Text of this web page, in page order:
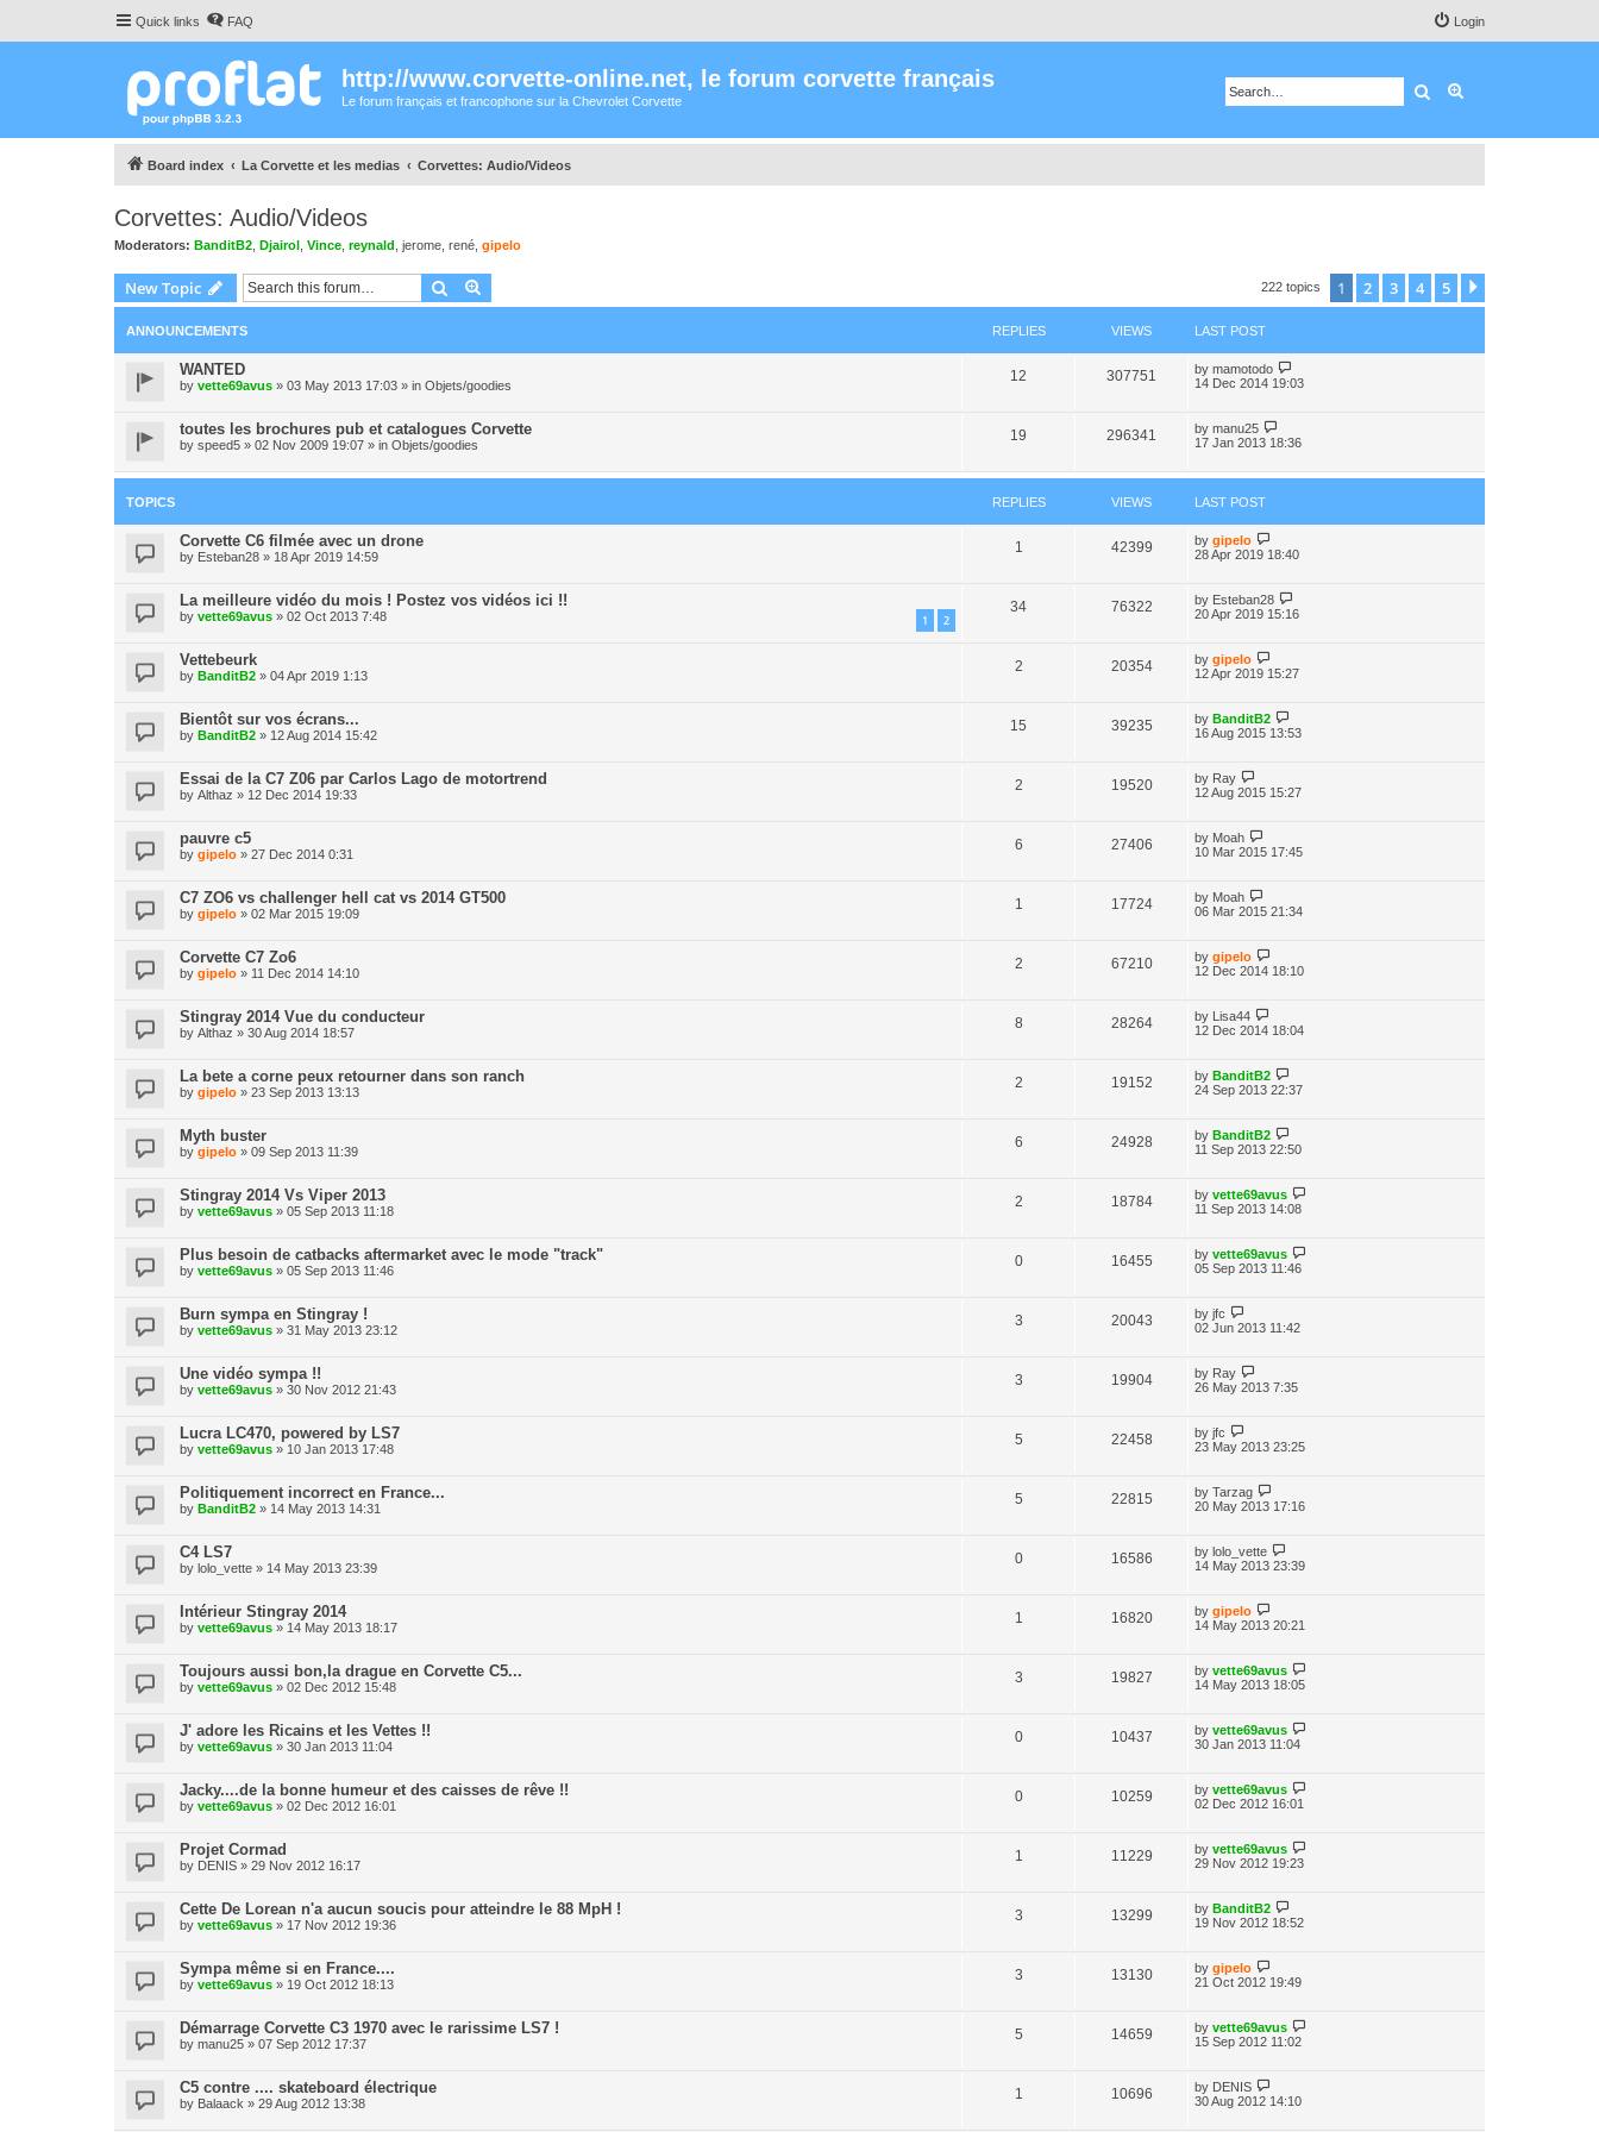
Quick links FAQ Login
http://www.corvette-online.net, le forum corvette français
Le forum français et francophone sur la Chevrolet Corvette Search
Board index La Corvette et les medias Corvettes: Audio/Videos
Corvettes: Audio/Videos
Moderators: BanditB2 Djairol Vince reynald jerome rené gipelo
New Topic Search 222 topics 1 2 3 4 5
ANNOUNCEMENTS REPLIES VIEWS LAST POST
WANTED
by vette69avus » 03 May 2013 17:03 » in Objets/goodies
12 307751 by mamotodo
14 Dec 2014 19:03
toutes les brochures pub et catalogues Corvette
by speed5 » 02 Nov 2009 19:07 » in Objets/goodies
19 296341 by manu25
17 Jan 2013 18:36
TOPICS REPLIES VIEWS LAST POST
Corvette C6 filmée avec un drone
by Esteban28 » 18 Apr 2019 14:59
1 42399 by gipelo
28 Apr 2019 18:40
La meilleure vidéo du mois ! Postez vos vidéos ici !!
by vette69avus » 02 Oct 2013 7:48 1 2
34 76322 by Esteban28
20 Apr 2019 15:16
Vettebeurk
by BanditB2 » 04 Apr 2019 1:13
2 20354 by gipelo
12 Apr 2019 15:27
Bientôt sur vos écrans...
by BanditB2 » 12 Aug 2014 15:42
15 39235 by BanditB2
16 Aug 2015 13:53
Essai de la C7 Z06 par Carlos Lago de motortrend
by Althaz » 12 Dec 2014 19:33
2 19520 by Ray
12 Aug 2015 15:27
pauvre c5
by gipelo » 27 Dec 2014 0:31
6 27406 by Moah
10 Mar 2015 17:45
C7 ZO6 vs challenger hell cat vs 2014 GT500
by gipelo » 02 Mar 2015 19:09
1 17724 by Moah
06 Mar 2015 21:34
Corvette C7 Zo6
by gipelo » 11 Dec 2014 14:10
2 67210 by gipelo
12 Dec 2014 18:10
Stingray 2014 Vue du conducteur
by Althaz » 30 Aug 2014 18:57
8 28264 by Lisa44
12 Dec 2014 18:04
La bete a corne peux retourner dans son ranch
by gipelo » 23 Sep 2013 13:13
2 19152 by BanditB2
24 Sep 2013 22:37
Myth buster
by gipelo » 09 Sep 2013 11:39
6 24928 by BanditB2
11 Sep 2013 22:50
Stingray 2014 Vs Viper 2013
by vette69avus » 05 Sep 2013 11:18
2 18784 by vette69avus
11 Sep 2013 14:08
Plus besoin de catbacks aftermarket avec le mode "track"
by vette69avus » 05 Sep 2013 11:46
0 16455 by vette69avus
05 Sep 2013 11:46
Burn sympa en Stingray !
by vette69avus » 31 May 2013 23:12
3 20043 by jfc
02 Jun 2013 11:42
Une vidéo sympa !!
by vette69avus » 30 Nov 2012 21:43
3 19904 by Ray
26 May 2013 7:35
Lucra LC470, powered by LS7
by vette69avus » 10 Jan 2013 17:48
5 22458 by jfc
23 May 2013 23:25
Politiquement incorrect en France...
by BanditB2 » 14 May 2013 14:31
5 22815 by Tarzag
20 May 2013 17:16
C4 LS7
by lolo_vette » 14 May 2013 23:39
0 16586 by lolo_vette
14 May 2013 23:39
Intérieur Stingray 2014
by vette69avus » 14 May 2013 18:17
1 16820 by gipelo
14 May 2013 20:21
Toujours aussi bon,la drague en Corvette C5...
by vette69avus » 02 Dec 2012 15:48
3 19827 by vette69avus
14 May 2013 18:05
J' adore les Ricains et les Vettes !!
by vette69avus » 30 Jan 2013 11:04
0 10437 by vette69avus
30 Jan 2013 11:04
Jacky....de la bonne humeur et des caisses de rêve !!
by vette69avus » 02 Dec 2012 16:01
0 10259 by vette69avus
02 Dec 2012 16:01
Projet Cormad
by DENIS » 29 Nov 2012 16:17
1 11229 by vette69avus
29 Nov 2012 19:23
Cette De Lorean n'a aucun soucis pour atteindre le 88 MpH !
by vette69avus » 17 Nov 2012 19:36
3 13299 by BanditB2
19 Nov 2012 18:52
Sympa même si en France....
by vette69avus » 19 Oct 2012 18:13
3 13130 by gipelo
21 Oct 2012 19:49
Démarrage Corvette C3 1970 avec le rarissime LS7 !
by manu25 » 07 Sep 2012 17:37
5 14659 by vette69avus
15 Sep 2012 11:02
C5 contre .... skateboard électrique
by Balaack » 29 Aug 2012 13:38
1 10696 by DENIS
30 Aug 2012 14:10